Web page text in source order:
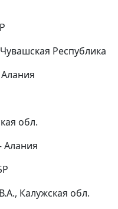
Республика
обл.
Алания
Калужская обл.